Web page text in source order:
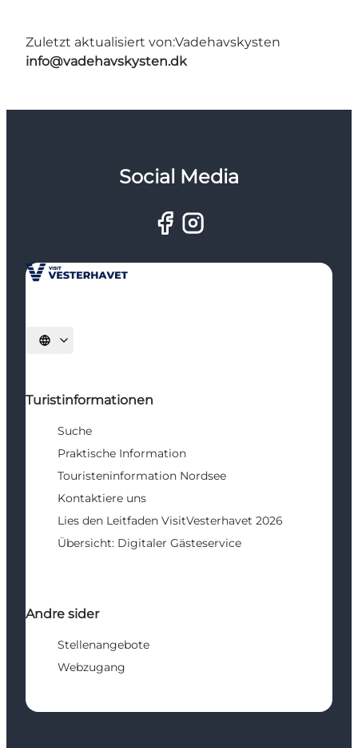
Zuletzt aktualisiert von:Vadehavskysten
info@vadehavskysten.dk
Social Media
Sprache auswählen
Turistinformationen
Suche
Praktische Information
Touristeninformation Nordsee
Kontaktiere uns
Lies den Leitfaden VisitVesterhavet 2026
Übersicht: Digitaler Gästeservice
Andre sider
Stellenangebote
Webzugang